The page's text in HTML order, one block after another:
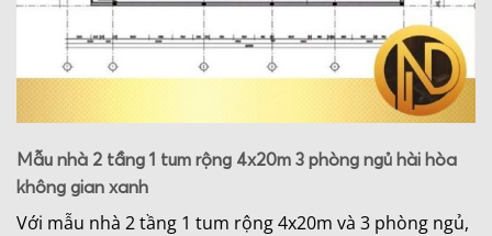
Mẫu nhà 2 tầng 1 tum rộng 4x20m 3 phòng ngủ hài hòa
không gian xanh
Với mẫu nhà 2 tầng 1 tum rộng 4x20m và 3 phòng ngủ,